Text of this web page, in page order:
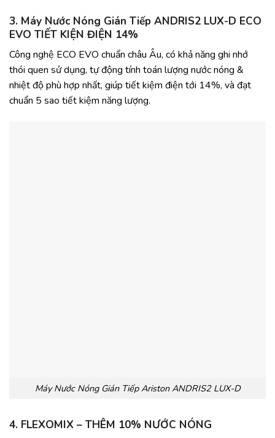
3. Máy Nước Nóng Gián Tiếp ANDRIS2 LUX-D ECO
EVO TIẾT KIỆN ĐIỆN 14%
Công nghệ ECO EVO chuẩn châu Âu, có khả năng ghi nhớ
thói quen sử dụng, tự động tính toán lượng nước nóng &
nhiệt độ phù hợp nhất, giúp tiết kiệm điện tới 14%, và đạt
chuẩn 5 sao tiết kiệm năng lượng.
Máy Nước Nóng Gián Tiếp Ariston ANDRIS2 LUX-D
4. FLEXOMIX – THÊM 10% NƯỚC NÓNG